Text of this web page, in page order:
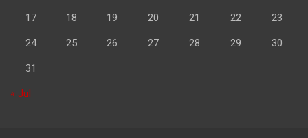
17 18 19 20 21 22 23
24 25 26 27 28 29 30
31
« Jul